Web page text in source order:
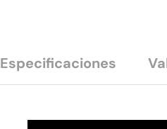
Especificaciones